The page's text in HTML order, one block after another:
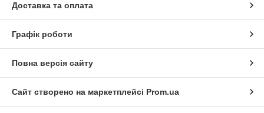
Доставка та оплата
Графік роботи
Повна версія сайту
Сайт створено на маркетплейсі Prom.ua